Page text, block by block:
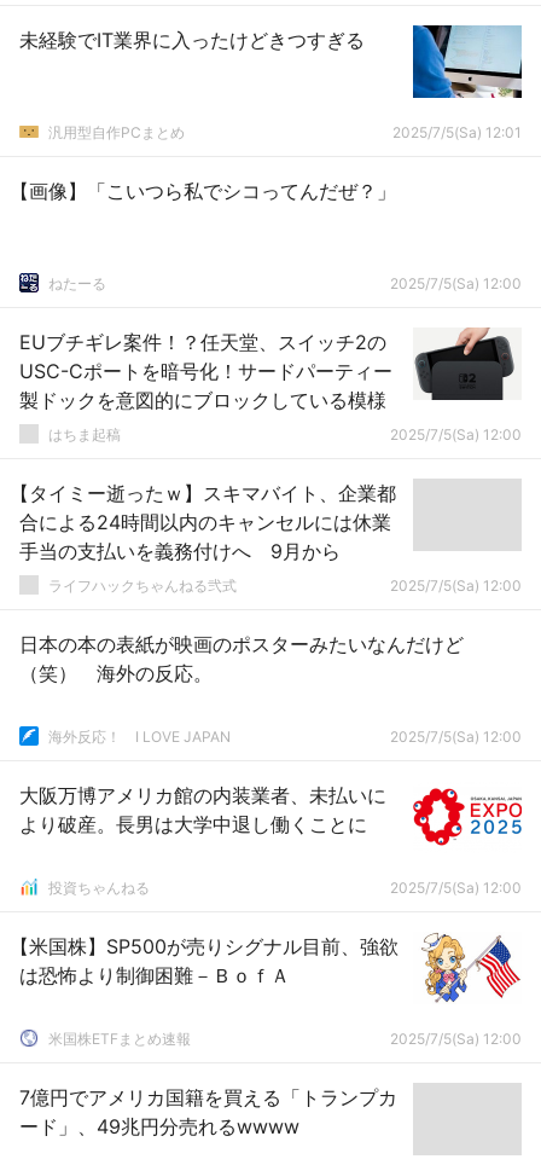
未経験でIT業界に入ったけどきつすぎる
汎用型自作PCまとめ 2025/7/5(Sa) 12:01
【画像】「こいつら私でシコってんだぜ？」
ねたーる 2025/7/5(Sa) 12:00
EUブチギレ案件！？任天堂、スイッチ2の
USC-Cポートを暗号化！サードパーティー
製ドックを意図的にブロックしている模様
はちま起稿 2025/7/5(Sa) 12:00
【タイミー逝ったｗ】スキマバイト、企業都
合による24時間以内のキャンセルには休業
手当の支払いを義務付けへ 9月から
ライフハックちゃんねる弐式 2025/7/5(Sa) 12:00
日本の本の表紙が映画のポスターみたいなんだけど
（笑） 海外の反応。
海外反応！ I LOVE JAPAN 2025/7/5(Sa) 12:00
大阪万博アメリカ館の内装業者、未払いに
より破産。長男は大学中退し働くことに
投資ちゃんねる 2025/7/5(Sa) 12:00
【米国株】SP500が売りシグナル目前、強欲
は恐怖より制御困難－ＢｏｆＡ
米国株ETFまとめ速報 2025/7/5(Sa) 12:00
7億円でアメリカ国籍を買える「トランプカ
ード」、49兆円分売れるwwww